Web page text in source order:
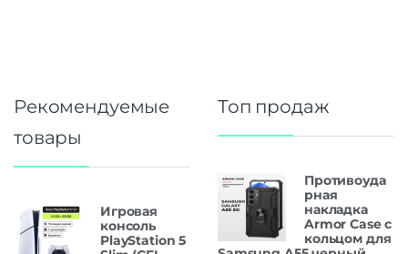
Рекомендуемые
товары
Игровая
консоль
PlayStation 5
Топ продаж
Противоуда
рная
накладка
Armor Case с
кольцом для